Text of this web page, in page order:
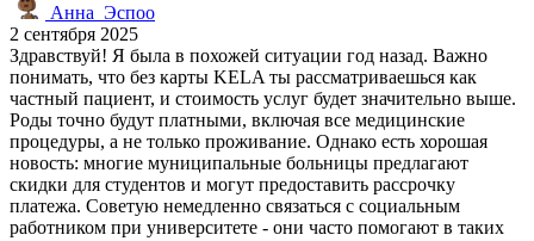
Анна_Эспоо
2 сентября 2025
Здравствуй! Я была в похожей ситуации год назад. Важно
понимать, что без карты KELA ты рассматриваешься как
частный пациент, и стоимость услуг будет значительно выше.
Роды точно будут платными, включая все медицинские
процедуры, а не только проживание. Однако есть хорошая
новость: многие муниципальные больницы предлагают
скидки для студентов и могут предоставить рассрочку
платежа. Советую немедленно связаться с социальным
работником при университете - они часто помогают в таких